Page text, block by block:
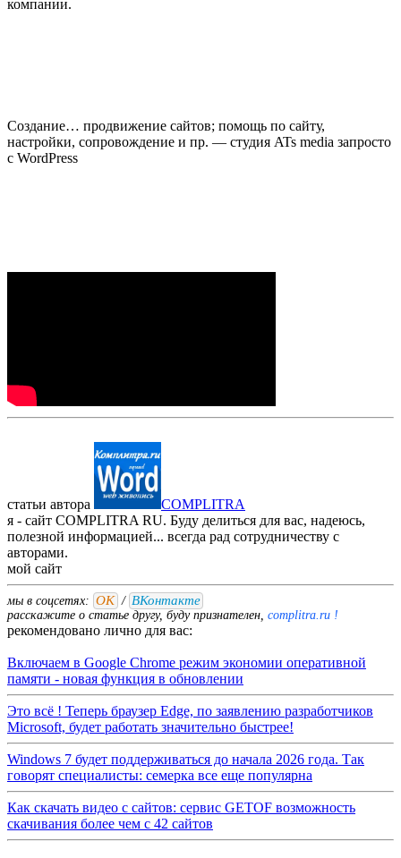
компании.
Создание… продвижение сайтов; помощь по сайту,
настройки, сопровождение и пр. — студия ATs media запросто
с WordPress
статьи автора
COMPLITRA
я - сайт COMPLITRA RU. Буду делиться для вас, надеюсь,
полезной информацией... всегда рад сотрудничеству с
авторами.
мой сайт
мы в соцсетях: ОК / ВКонтакте
расскажите о статье другу, буду признателен, complitra.ru !
рекомендовано лично для вас:
Включаем в Google Chrome режим экономии оперативной
памяти - новая функция в обновлении
Это всё ! Теперь браузер Edge, по заявлению разработчиков
Microsoft, будет работать значительно быстрее!
Windows 7 будет поддерживаться до начала 2026 года. Так
говорят специалисты: семерка все еще популярна
Как скачать видео с сайтов: сервис GETOF возможность
скачивания более чем с 42 сайтов